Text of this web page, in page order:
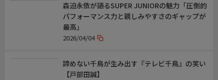
【ドラマDEEP「もう1度夫婦になりますか？カモフラージュ夫
【制作】 関根龍太郎
【プロデューサー】大庭佑理 西紀州(AX-ON)
森迫永依が語るSUPER JUNIORの魅力「圧倒的
パフォーマンス力と親しみやすさのギャップが
最高」
2026/04/04
諦めない千鳥が生み出す『テレビ千鳥』の笑い
【戸部田誠】